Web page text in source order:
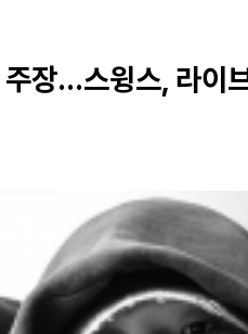
장...스윙스, 라이